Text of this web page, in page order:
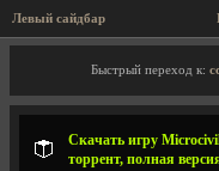
Левый сайдбар Описание
Быстрый переход к:
Скачать игру
торрент, полная